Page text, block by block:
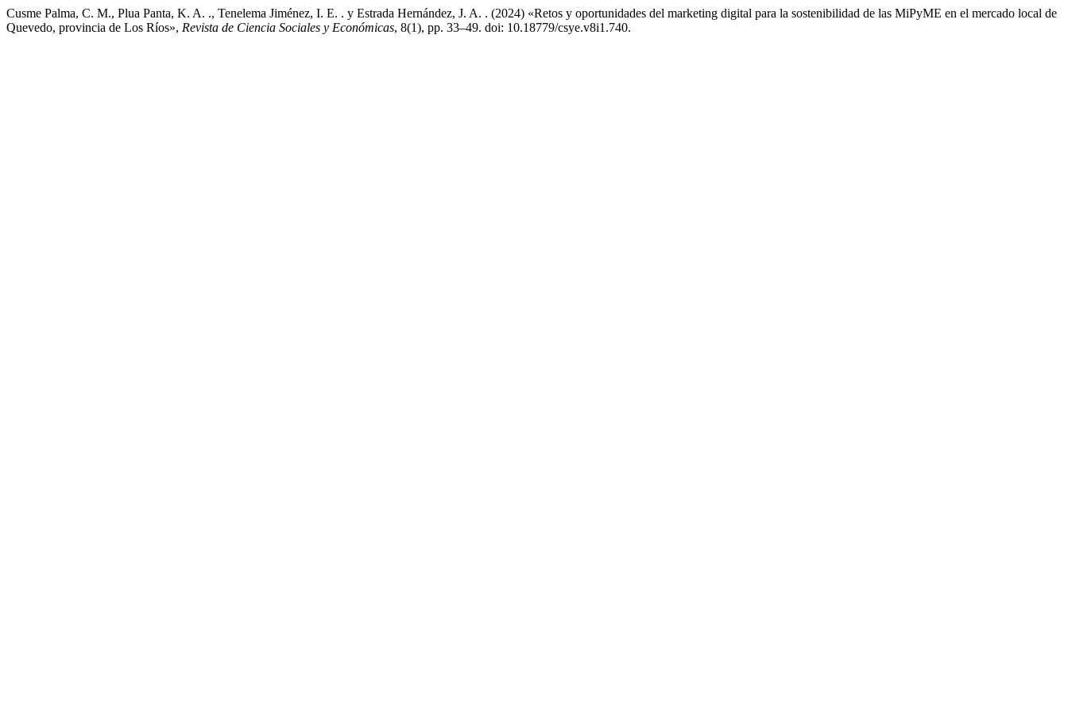
Cusme Palma, C. M., Plua Panta, K. A. ., Tenelema Jiménez, I. E. . y Estrada Hernández, J. A. . (2024) «Retos y oportunidades del marketing digital para la sostenibilidad de las MiPyME en el mercado local de
Quevedo, provincia de Los Ríos», Revista de Ciencia Sociales y Económicas, 8(1), pp. 33–49. doi: 10.18779/csye.v8i1.740.